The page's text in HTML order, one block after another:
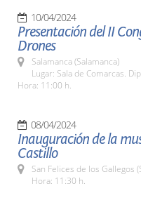
10/04/2024
Presentación del II
Drones
Salamanca (Salamanca)
Lugar: Sala de Comarcas.
Hora: 11:00 h.
08/04/2024
Inauguración de la
Castillo
San Felices de los Gallegos
Hora: 11:30 h.